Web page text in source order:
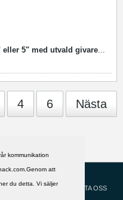
kommunikation
att
du detta. Vi säljer
5" med utvald givare
4 6 Nästa
HJÄLP
KONTAKTA OSS